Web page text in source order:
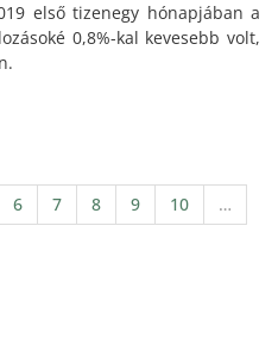
első tizenegy hónapjában a
0,8%-kal kevesebb volt,
6 7 8 9 10
…